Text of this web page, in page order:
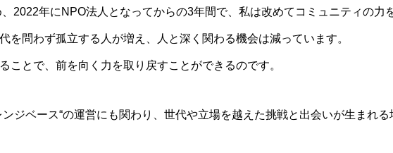
2022年にNPO法人となってからの3年間で、私は改めてコミュニティの力
を問わず孤立する人が増え、人と深く関わる機会は減っています。
ことで、前を向く力を取り戻すことができるのです。
ジベース“の運営にも関わり、世代や立場を越えた挑戦と出会いが生まれる